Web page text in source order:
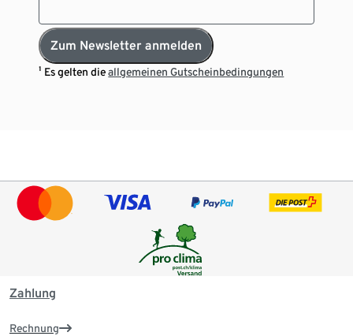
Zum Newsletter anmelden
¹ Es gelten dieallgemeinen Gutscheinbedingungen
Zahlung
Rechnung